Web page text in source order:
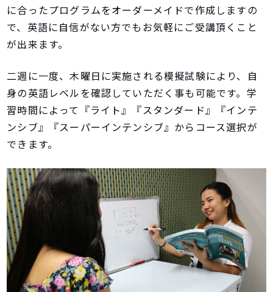
に合ったプログラムをオーダーメイドで作成しますの
で、英語に自信がない方でもお気軽にご受講頂くこと
が出来ます。
二週に一度、木曜日に実施される模擬試験により、自
身の英語レベルを確認していただく事も可能です。学
習時間によって『ライト』『スタンダード』『インテ
ンシブ』『スーパーインテンシブ』からコース選択が
できます。